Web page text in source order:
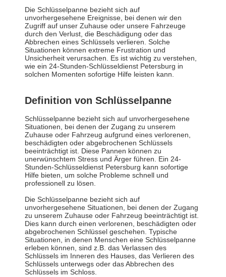
Die Schlüsselpanne bezieht sich auf
unvorhergesehene Ereignisse, bei denen wir den
Zugriff auf unser Zuhause oder unsere Fahrzeuge
durch den Verlust, die Beschädigung oder das
Abbrechen eines Schlüssels verlieren. Solche
Situationen können extreme Frustration und
Unsicherheit verursachen. Es ist wichtig zu verstehen,
wie ein 24-Stunden-Schlüsseldienst Petersburg in
solchen Momenten sofortige Hilfe leisten kann.
Definition von Schlüsselpanne
Schlüsselpanne bezieht sich auf unvorhergesehene
Situationen, bei denen der Zugang zu unserem
Zuhause oder Fahrzeug aufgrund eines verlorenen,
beschädigten oder abgebrochenen Schlüssels
beeinträchtigt ist. Diese Pannen können zu
unerwünschtem Stress und Ärger führen. Ein 24-
Stunden-Schlüsseldienst Petersburg kann sofortige
Hilfe bieten, um solche Probleme schnell und
professionell zu lösen.
Die Schlüsselpanne bezieht sich auf
unvorhergesehene Situationen, bei denen der Zugang
zu unserem Zuhause oder Fahrzeug beeinträchtigt ist.
Dies kann durch einen verlorenen, beschädigten oder
abgebrochenen Schlüssel geschehen. Typische
Situationen, in denen Menschen eine Schlüsselpanne
erleben können, sind z.B. das Verlassen des
Schlüssels im Inneren des Hauses, das Verlieren des
Schlüssels unterwegs oder das Abbrechen des
Schlüssels im Schloss.